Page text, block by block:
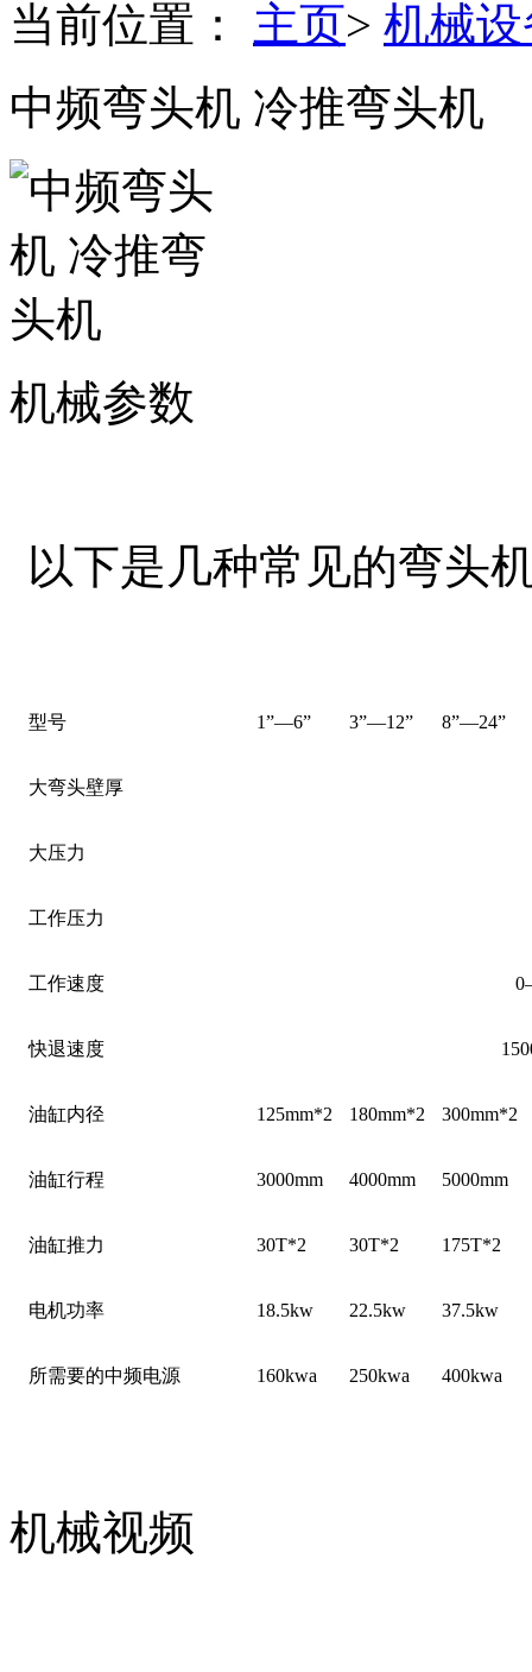
当前位置： 主页> 机械
中频弯头机 冷推弯头机
机械参数
以下是几种常见的弯头
型号 1”—6” 3”—12” 8”—24”
大弯头壁厚
大压力
工作压力
工作速度
快退速度
油缸内径 125mm*2 180mm*2 300mm*2
油缸行程 3000mm 4000mm 5000mm
油缸推力 30T*2 30T*2 175T*2
电机功率 18.5kw 22.5kw 37.5kw
所需要的中频电源 160kwa 250kwa 400kwa
机械视频